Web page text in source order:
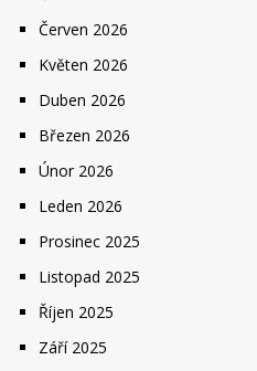
Červen 2026
Květen 2026
Duben 2026
Březen 2026
Únor 2026
Leden 2026
Prosinec 2025
Listopad 2025
Říjen 2025
Září 2025